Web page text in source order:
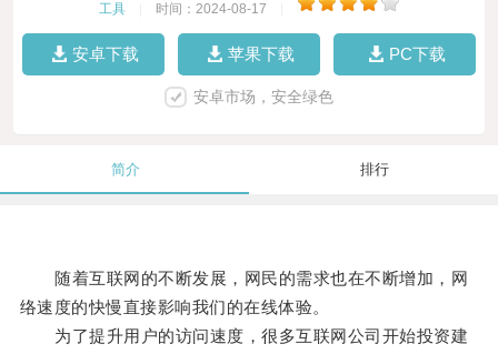
工具 时间：2024-08-17
安卓下载 苹果下载 PC下载
安卓市场，安全绿色
简介 排行
随着互联网的不断发展，网民的需求也在不断增加，网
络速度的快慢直接影响我们的在线体验。
为了提升用户的访问速度，很多互联网公司开始投资建